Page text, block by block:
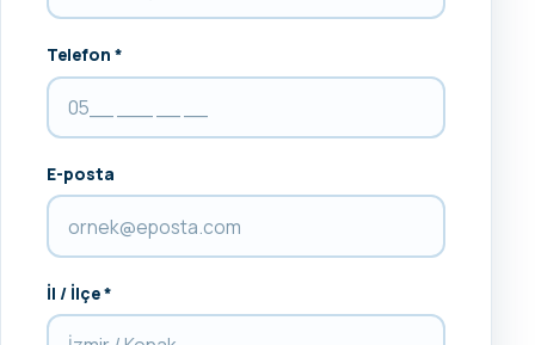
Telefon *
E-posta
İl / İlçe *